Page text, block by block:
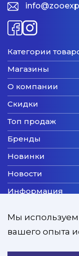
Категории
Магазины
О компании
Скидки
Топ продаж
Бренды
Новинки
Новости
Информация
Мы
вашего опыта